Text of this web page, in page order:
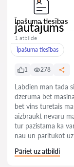
Īpašuma tiesības
jautajums
1 atbilde
Īpašuma tiesības
1 278
Labdien man tada
dzeruma bet
bet vins turetais
aizbraukt nevaru
tur pazistama ka
nau un parltukot
Pāriet uz atbildi